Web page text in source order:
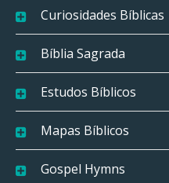
Curiosidades Bíblicas
Bíblia Sagrada
Estudos Bíblicos
Mapas Bíblicos
Gospel Hymns